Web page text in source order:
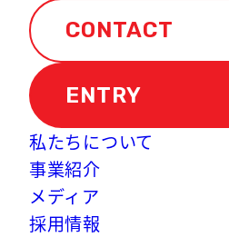
CONTACT
ENTRY
私たちについて
数字で見るアドバンサー
オフィス紹介
企業情報
事業紹介
モバイル人材支援事業
ソリューション支援事業
メディア
社内インタビュー
採用情報